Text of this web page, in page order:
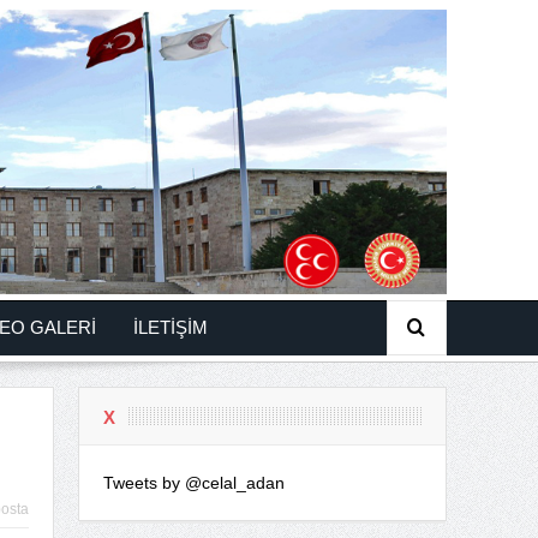
GALERİ İLETİŞİM
X
Tweets by @celal_adan